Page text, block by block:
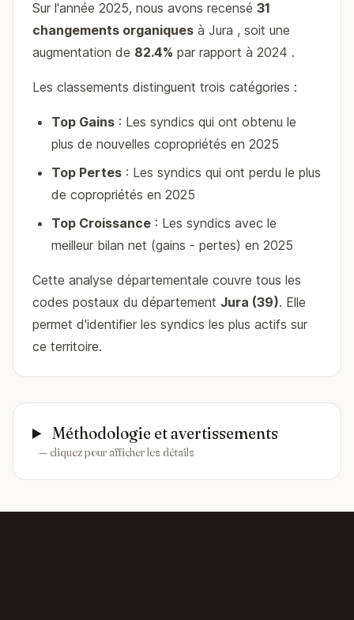
Sur l'année 2025, nous avons recensé 31
changements organiques à Jura , soit une
augmentation de 82.4% par rapport à 2024 .
Les classements distinguent trois catégories :
Top Gains : Les syndics qui ont obtenu le
plus de nouvelles copropriétés en 2025
Top Pertes : Les syndics qui ont perdu le plus
de copropriétés en 2025
Top Croissance : Les syndics avec le
meilleur bilan net (gains - pertes) en 2025
Cette analyse départementale couvre tous les
codes postaux du département Jura (39). Elle
permet d'identifier les syndics les plus actifs sur
ce territoire.
Méthodologie et avertissements
— cliquez pour afficher les détails